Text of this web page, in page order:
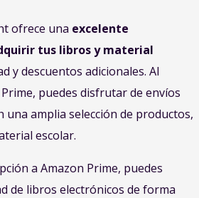
ofrece una excelente
tus libros y material
y descuentos adicionales. Al
puedes disfrutar de envíos
amplia selección de productos,
escolar.
a Amazon Prime, puedes
de libros electrónicos de forma